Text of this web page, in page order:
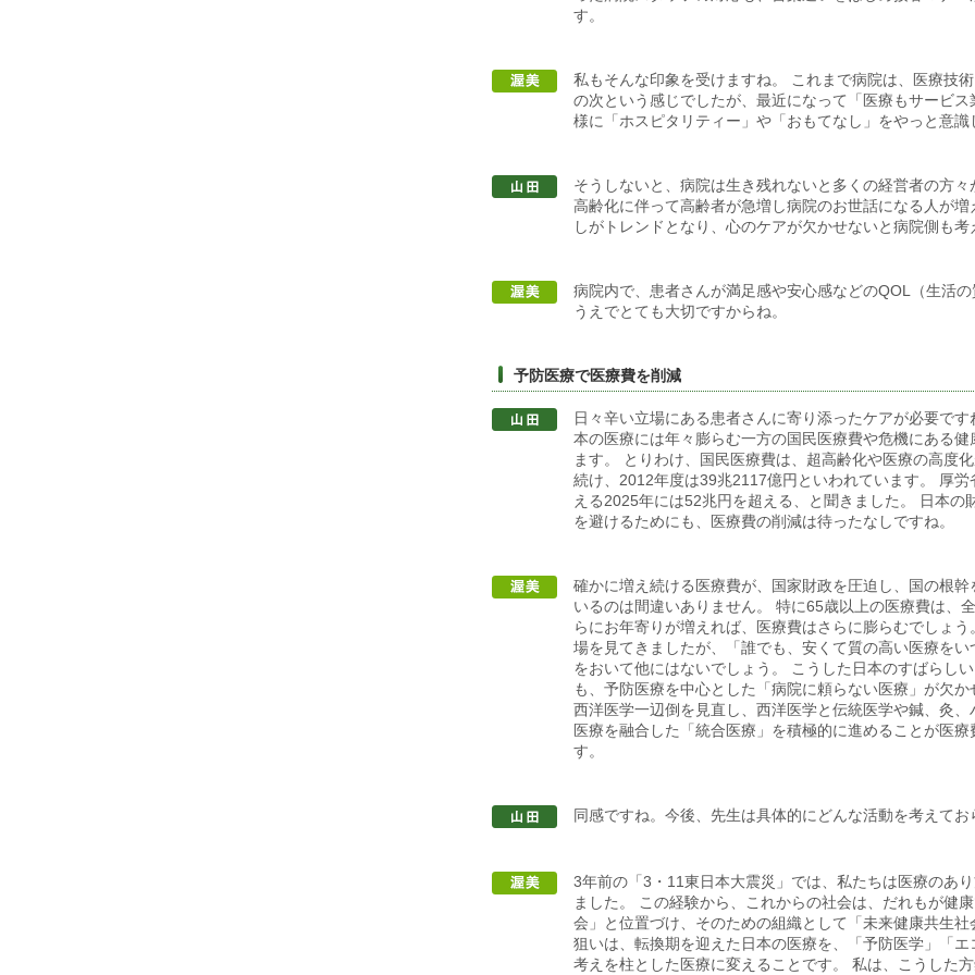
す。
私もそんな印象を受けますね。 これまで病院は、医療技
の次という感じでしたが、最近になって「医療もサービ
様に「ホスピタリティー」や「おもてなし」をやっと意
そうしないと、病院は生き残れないと多くの経営者の方
高齢化に伴って高齢者が急増し病院のお世話になる人が
しがトレンドとなり、心のケアが欠かせないと病院側も
病院内で、患者さんが満足感や安心感などのQOL（生活
うえでとても大切ですからね。
予防医療で医療費を削減
日々辛い立場にある患者さんに寄り添ったケアが必要で
本の医療には年々膨らむ一方の国民医療費や危機にある
ます。 とりわけ、国民医療費は、超高齢化や医療の高度
続け、2012年度は39兆2117億円といわれています。 厚
える2025年には52兆円を超える、と聞きました。 日本の
を避けるためにも、医療費の削減は待ったなしですね。
確かに増え続ける医療費が、国家財政を圧迫し、国の根
いるのは間違いありません。 特に65歳以上の医療費は、
らにお年寄りが増えれば、医療費はさらに膨らむでしょ
場を見てきましたが、「誰でも、安くて質の高い医療を
をおいて他にはないでしょう。 こうした日本のすばらし
も、予防医療を中心とした「病院に頼らない医療」が欠
西洋医学一辺倒を見直し、西洋医学と伝統医学や鍼、灸
医療を融合した「統合医療」を積極的に進めることが医
す。
同感ですね。今後、先生は具体的にどんな活動を考えてお
3年前の「3・11東日本大震災」では、私たちは医療のあ
ました。 この経験から、これからの社会は、だれもが健
会」と位置づけ、そのための組織として「未来健康共生
狙いは、転換期を迎えた日本の医療を、「予防医学」「
考えを柱とした医療に変えることです。 私は、こうした